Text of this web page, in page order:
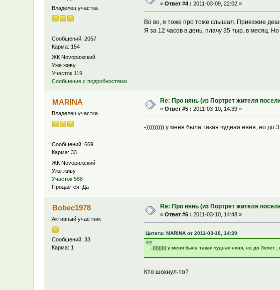
Владелец участка
Сообщений: 2057
Карма: 154
ЖК Novoрижский
Уже живу
Участок 119
Сообщение с подробностями
«Ответ #4 : 2011-03-09, 22:02 »
Во во, я тоже про тоже слышал. Приезжие
Я за 12 часов в день, плачу 35 тыр. в месяц.
MARINA
Владелец участка
Сообщений: 669
Карма: 33
ЖК Novoрижский
Уже живу
Участок 588
Продаётся: Да
Re: Про нянь (из Портрет жителя
«Ответ #5 : 2011-03-10, 14:39 »
-))))))))) у меня была такая чудная няня, но до
Bobec1978
Активный участник
Сообщений: 33
Карма: 1
Re: Про нянь (из Портрет жителя
«Ответ #6 : 2011-03-10, 14:48 »
Цитата: MARINA от 2011-03-10, 14:39
-))))))))) у меня была такая чудная няня, но до
Кто шокнул-то?